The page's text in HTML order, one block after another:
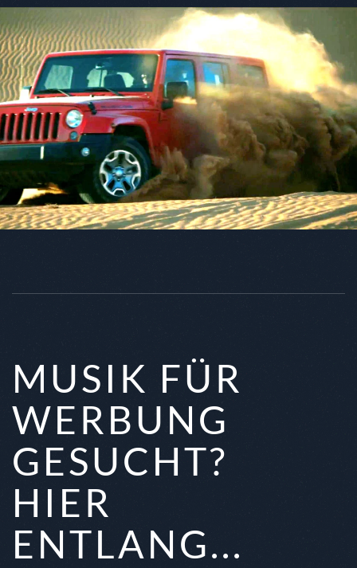
MUSIK FÜR
WERBUNG
GESUCHT?
HIER
ENTLANG...